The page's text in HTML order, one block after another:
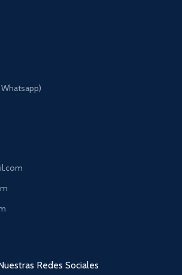
Redes Sociales